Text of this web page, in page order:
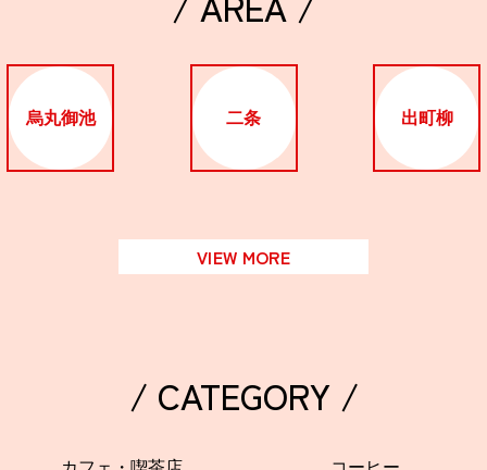
烏丸御池 二条 出町柳
VIEW MORE
/ CATEGORY /